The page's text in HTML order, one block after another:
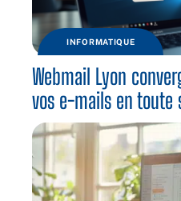
INFORMATIQUE
Webmail Lyon
vos e-mails en toute